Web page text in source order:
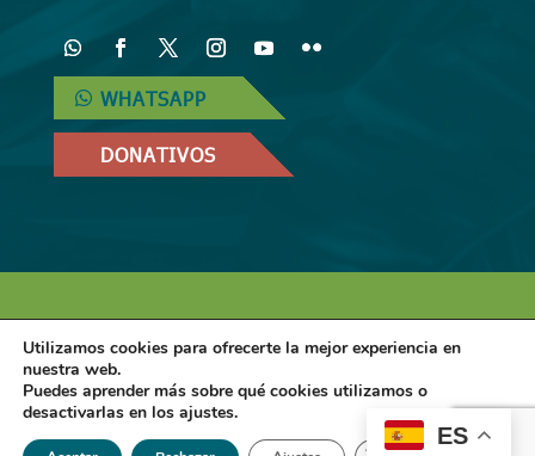
WHATSAPP
DONATIVOS
Diseñado poriNova Cloud. Una empresa
deGrupo Inova
2024© Todos los derechos
reservados.Política de Privacidad|Aviso
Legal|Política de Cookies ES
Utilizamos cookies para ofrecerte la mejor experiencia en
nuestra web.
Puedes aprender más sobre qué cookies utilizamos o
desactivarlas en los ajustes.